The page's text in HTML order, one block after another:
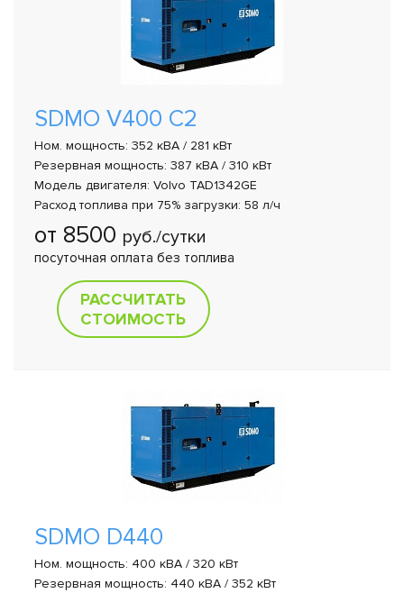
SDMO V400 C2
Ном. мощность: 352 кВА / 281 кВт
Резервная мощность: 387 кВА / 310 кВт
Модель двигателя: Volvo TAD1342GE
Расход топлива при 75% загрузки: 58 л/ч
от 8500 руб./сутки
посуточная оплата без топлива
РАССЧИТАТЬ
СТОИМОСТЬ
SDMO D440
Ном. мощность: 400 кВА / 320 кВт
Резервная мощность: 440 кВА / 352 кВт